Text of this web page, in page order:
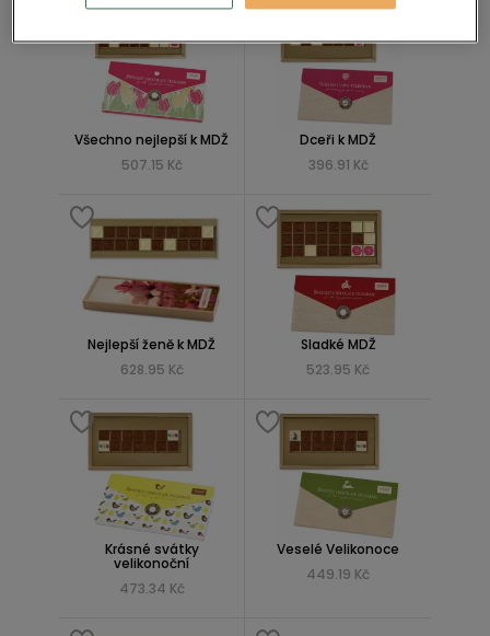
Všechno nejlepší k MDŽ
507.15 Kč
Dceři k MDŽ
396.91 Kč
Nejlepší ženě k MDŽ
628.95 Kč
Sladké MDŽ
523.95 Kč
Krásné svátky
velikonoční
473.34 Kč
Veselé Velikonoce
449.19 Kč